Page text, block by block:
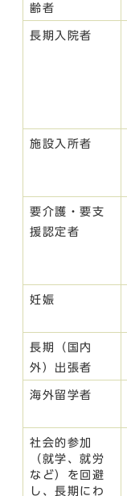
齢者
長期入院者
施設入所者
要介護・要支
援認定者
妊娠
長期（国内
外）出張者
海外留学者
社会的参加
（就学、就労
など）を回避
し、長期にわ